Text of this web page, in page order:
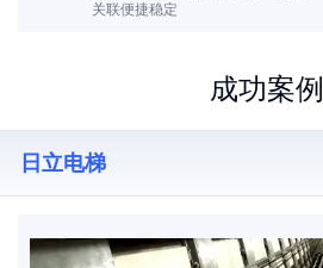
关联便捷稳定
成功案例
日立电梯